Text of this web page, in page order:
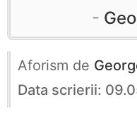
Aforism de
Data scrierii: